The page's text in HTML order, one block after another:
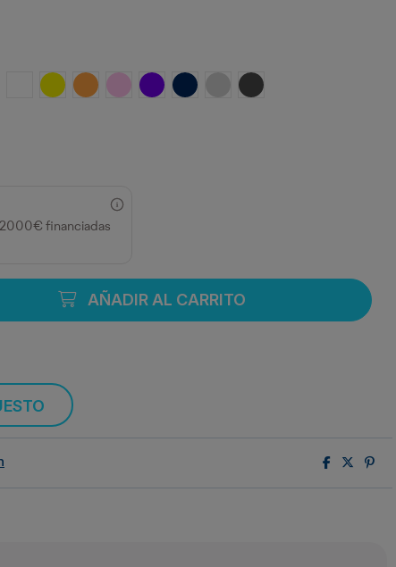
RAL 5010
Ivory RAL 1015
White RAL 9010
Yellow HKS 2Pastel Orange RAL 2003
Light Pink RAL 3015
Dark Violet HKS 36
Steel Blue RAL 5011
Light Grey RAL 7035
Basalt Grey RAL 7012
2000€ financiadas
AÑADIR AL CARRITO